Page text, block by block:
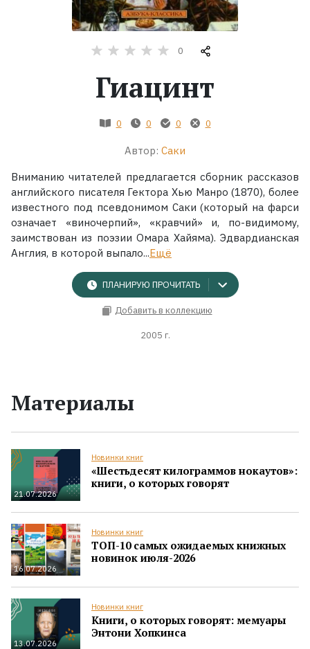
0
Гиацинт
0 0 0 0
Автор: Саки
Вниманию читателей предлагается сборник рассказов
английского писателя Гектора Хью Манро (1870), более
известного под псевдонимом Саки (который на фарси
означает «виночерпий», «кравчий» и, по-видимому,
заимствован из поэзии Омара Хайяма). Эдвардианская
Англия, в которой выпало...Ещё
ПЛАНИРУЮ ПРОЧИТАТЬ
Добавить в коллекцию
2005 г.
Материалы
21.07.2026
Новинки книг
«Шестьдесят килограммов нокаутов»:
книги, о которых говорят
16.07.2026
Новинки книг
ТОП-10 самых ожидаемых книжных
новинок июля-2026
13.07.2026
Новинки книг
Книги, о которых говорят: мемуары
Энтони Хопкинса